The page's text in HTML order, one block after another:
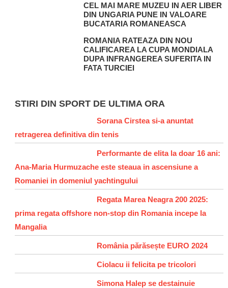
CEL MAI MARE MUZEU IN AER LIBER
DIN UNGARIA PUNE IN VALOARE
BUCATARIA ROMANEASCA
ROMANIA RATEAZA DIN NOU
CALIFICAREA LA CUPA MONDIALA
DUPA INFRANGEREA SUFERITA IN
FATA TURCIEI
STIRI DIN SPORT DE ULTIMA ORA
Sorana Cirstea si-a anuntat
retragerea definitiva din tenis
Performante de elita la doar 16 ani:
Ana-Maria Hurmuzache este steaua in ascensiune a
Romaniei in domeniul yachtingului
Regata Marea Neagra 200 2025:
prima regata offshore non-stop din Romania incepe la
Mangalia
România părăsește EURO 2024
Ciolacu ii felicita pe tricolori
Simona Halep se destainuie